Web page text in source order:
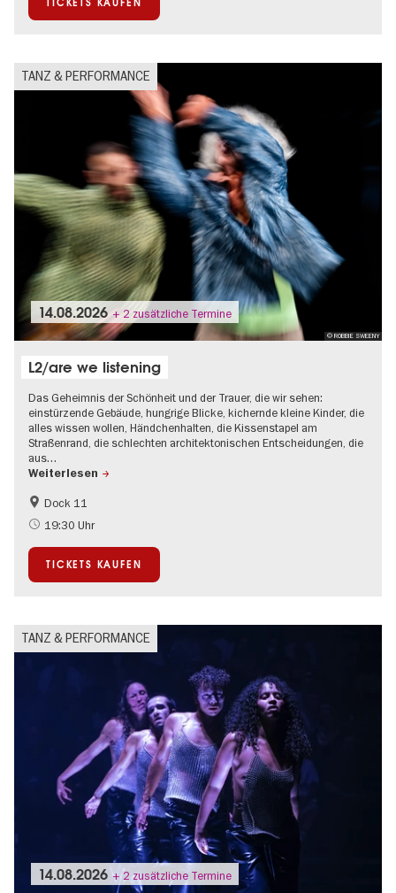
TANZ & PERFORMANCE
© ROBBIE SWEENY
14.08.2026 + 2 zusätzliche Termine
L2/are we listening
Das Geheimnis der Schönheit und der Trauer, die wir sehen:
einstürzende Gebäude, hungrige Blicke, kichernde kleine Kinder, die
alles wissen wollen, Händchenhalten, die Kissenstapel am
Straßenrand, die schlechten architektonischen Entscheidungen, die
aus…
Weiterlesen
International
Dock 11
19:30 Uhr
TICKETS KAUFEN
TANZ & PERFORMANCE
14.08.2026 + 2 zusätzliche Termine